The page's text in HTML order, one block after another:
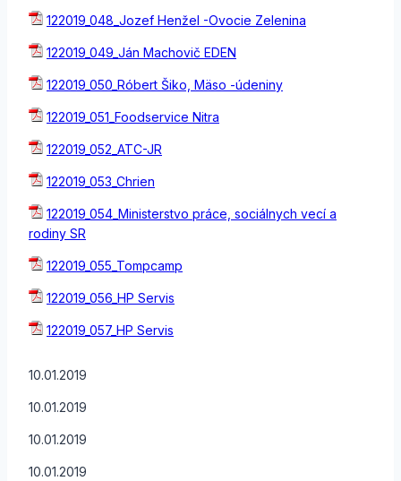
122019_048_Jozef Henžel -Ovocie Zelenina
122019_049_Ján Machovič EDEN
122019_050_Róbert Šiko, Mäso -údeniny
122019_051_Foodservice Nitra
122019_052_ATC-JR
122019_053_Chrien
122019_054_Ministerstvo práce, sociálnych vecí a
rodiny SR
122019_055_Tompcamp
122019_056_HP Servis
122019_057_HP Servis
10.01.2019
10.01.2019
10.01.2019
10.01.2019